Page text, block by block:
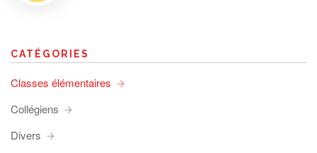
CATÉGORIES
Classes élémentaires
Collégiens
Divers